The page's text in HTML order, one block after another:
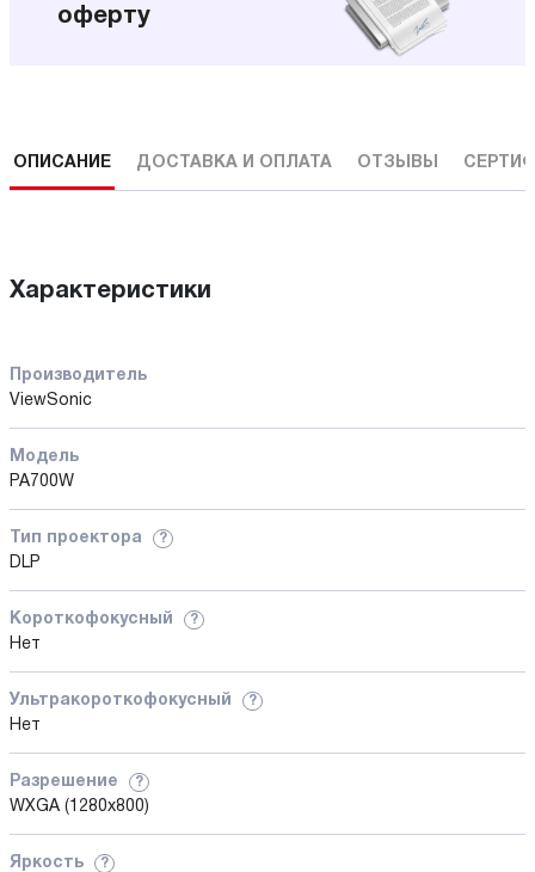
оферту
ОПИСАНИЕ ДОСТАВКА И ОПЛАТА ОТЗЫВЫ
Характеристики
Производитель
ViewSonic
Модель
PA700W
Тип проектора ?
DLP
Короткофокусный ?
Нет
Ультракороткофокусный ?
Нет
Разрешение ?
WXGA (1280x800)
Яркость ?